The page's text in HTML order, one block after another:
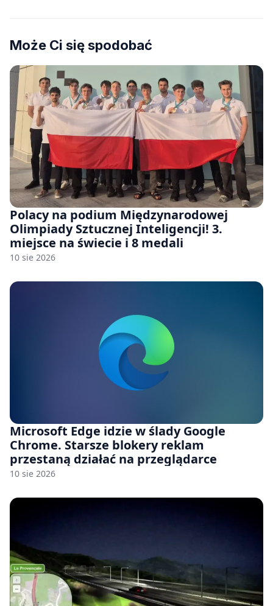
Może Ci się spodobać
Polacy na podium Międzynarodowej
Olimpiady Sztucznej Inteligencji! 3.
miejsce na świecie i 8 medali
10 sie 2026
Microsoft Edge idzie w ślady Google
Chrome. Starsze blokery reklam
przestaną działać na przeglądarce
10 sie 2026